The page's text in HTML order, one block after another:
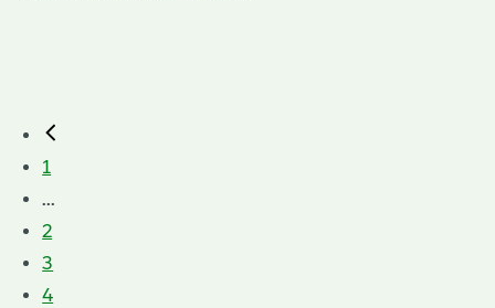
1
...
2
3
4